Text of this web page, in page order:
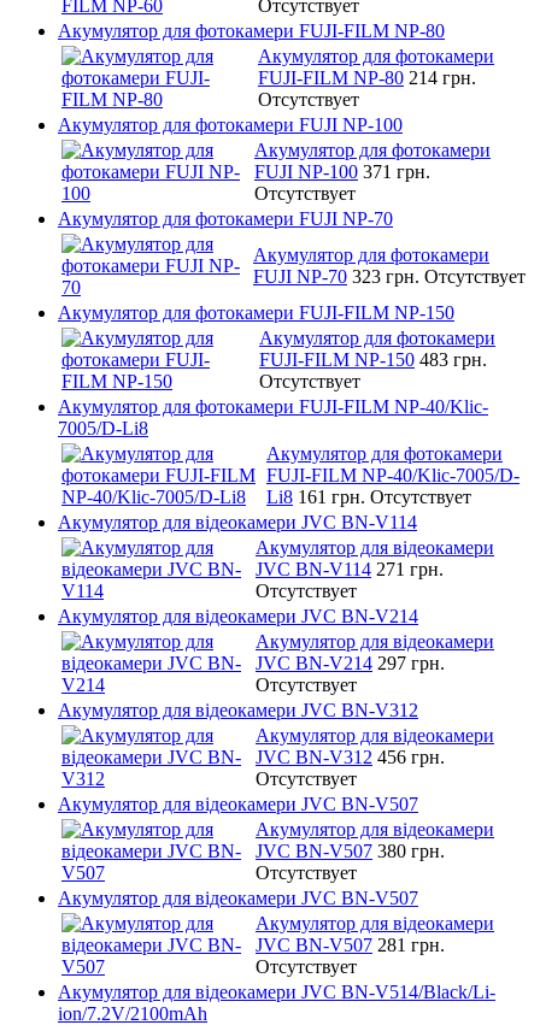
Отсутствует
Акумулятор для фотокамери FUJI-FILM NP-80
Акумулятор для фотокамери
FUJI-FILM NP-80 214 грн.
Отсутствует
Акумулятор для фотокамери FUJI NP-100
Акумулятор для фотокамери
FUJI NP-100 371 грн.
Отсутствует
Акумулятор для фотокамери FUJI NP-70
Акумулятор для фотокамери
FUJI NP-70 323 грн. Отсутствует
Акумулятор для фотокамери FUJI-FILM NP-150
Акумулятор для фотокамери
FUJI-FILM NP-150 483 грн.
Отсутствует
Акумулятор для фотокамери FUJI-FILM NP-40/Klic-
7005/D-Li8
Акумулятор для фотокамери
FUJI-FILM NP-40/Klic-7005/D-
Li8 161 грн. Отсутствует
Акумулятор для відеокамери JVC BN-V114
Акумулятор для відеокамери
JVC BN-V114 271 грн.
Отсутствует
Акумулятор для відеокамери JVC BN-V214
Акумулятор для відеокамери
JVC BN-V214 297 грн.
Отсутствует
Акумулятор для відеокамери JVC BN-V312
Акумулятор для відеокамери
JVC BN-V312 456 грн.
Отсутствует
Акумулятор для відеокамери JVC BN-V507
Акумулятор для відеокамери
JVC BN-V507 380 грн.
Отсутствует
Акумулятор для відеокамери JVC BN-V507
Акумулятор для відеокамери
JVC BN-V507 281 грн.
Отсутствует
Акумулятор для відеокамери JVC BN-V514/Black/Li-
ion/7.2V/2100mAh